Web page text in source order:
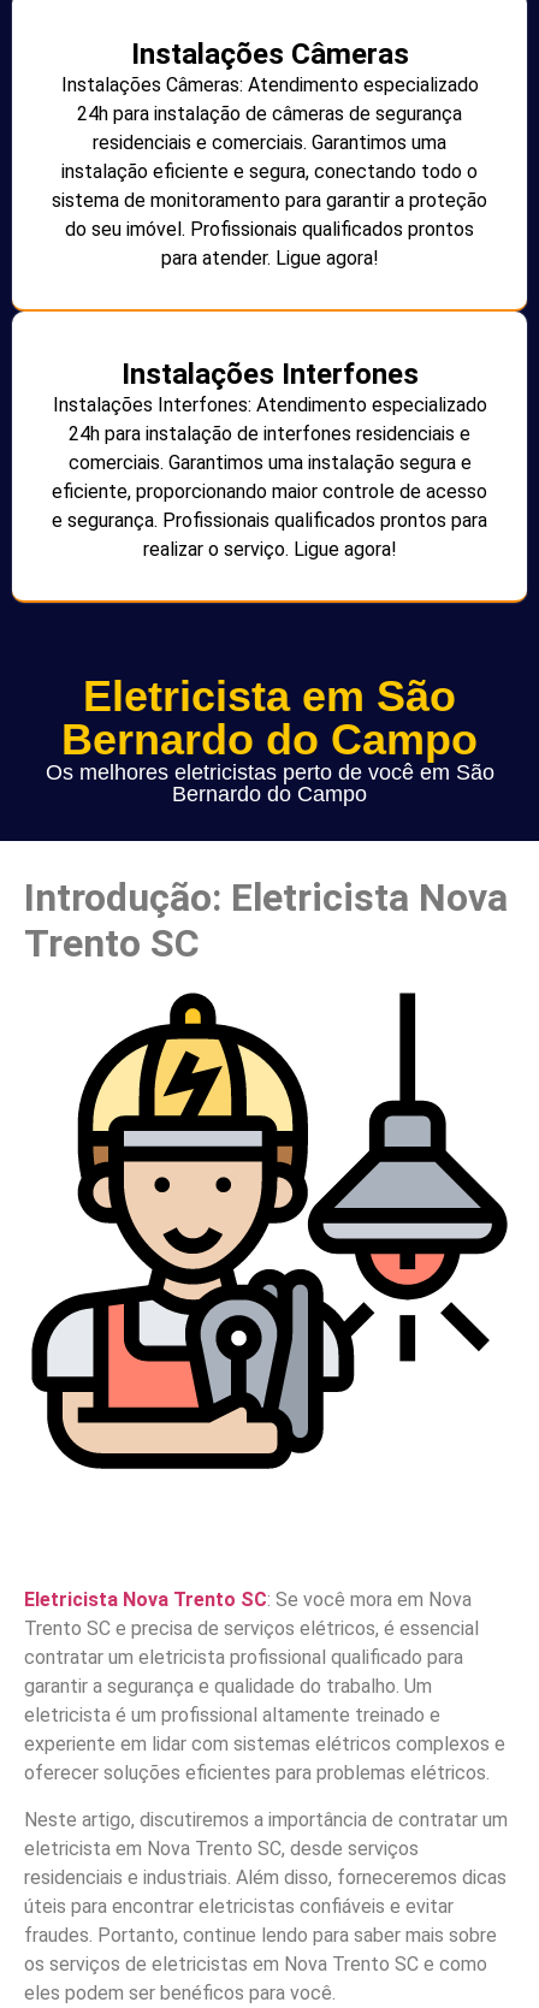
Instalações Câmeras
Instalações Câmeras: Atendimento especializado
24h para instalação de câmeras de segurança
residenciais e comerciais. Garantimos uma
instalação eficiente e segura, conectando todo o
sistema de monitoramento para garantir a proteção
do seu imóvel. Profissionais qualificados prontos
para atender. Ligue agora!
Instalações Interfones
Instalações Interfones: Atendimento especializado
24h para instalação de interfones residenciais e
comerciais. Garantimos uma instalação segura e
eficiente, proporcionando maior controle de acesso
e segurança. Profissionais qualificados prontos para
realizar o serviço. Ligue agora!
Eletricista em São
Bernardo do Campo
Os melhores eletricistas perto de você em São
Bernardo do Campo
Introdução: Eletricista Nova
Trento SC
Eletricista Nova Trento SC: Se você mora em Nova
Trento SC e precisa de serviços elétricos, é essencial
contratar um eletricista profissional qualificado para
garantir a segurança e qualidade do trabalho. Um
eletricista é um profissional altamente treinado e
experiente em lidar com sistemas elétricos complexos e
oferecer soluções eficientes para problemas elétricos.
Neste artigo, discutiremos a importância de contratar um
eletricista em Nova Trento SC, desde serviços
residenciais e industriais. Além disso, forneceremos dicas
úteis para encontrar eletricistas confiáveis e evitar
fraudes. Portanto, continue lendo para saber mais sobre
os serviços de eletricistas em Nova Trento SC e como
eles podem ser benéficos para você.